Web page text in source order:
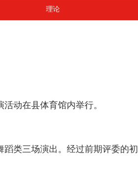
理论
动在县体育馆内举行。
类三场演出。经过前期评委的初